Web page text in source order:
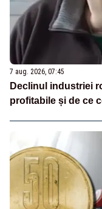
7 aug. 2026, 07:45
Declinul industriei
profitabile și de ce